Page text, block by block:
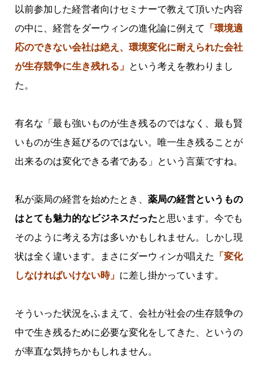
以前参加した経営者向けセミナーで教えて頂いた内容
の中に、経営をダーウィンの進化論に例えて
「環境適
応のできない会社は絶え、環境変化に耐えられた会社
が生存競争に生き残れる」 という考えを教わりまし
た。
有名な「最も強いものが生き残るのではなく、最も賢
いものが生き延びるのではない。唯一生き残ることが
出来るのは変化できる者である」という言葉ですね。
私が薬局の経営を始めたとき、 薬局の経営というもの
はとても魅力的なビジネスだったと思います。今でも
そのように考える方は多いかもしれません。しかし現
状は全く違います。まさにダーウィンが唱えた
「変化
しなければいけない時」 に差し掛かっています。
そういった状況をふまえて、会社が社会の生存競争の
中で生き残るために必要な変化をしてきた、というの
が率直な気持ちかもしれません。